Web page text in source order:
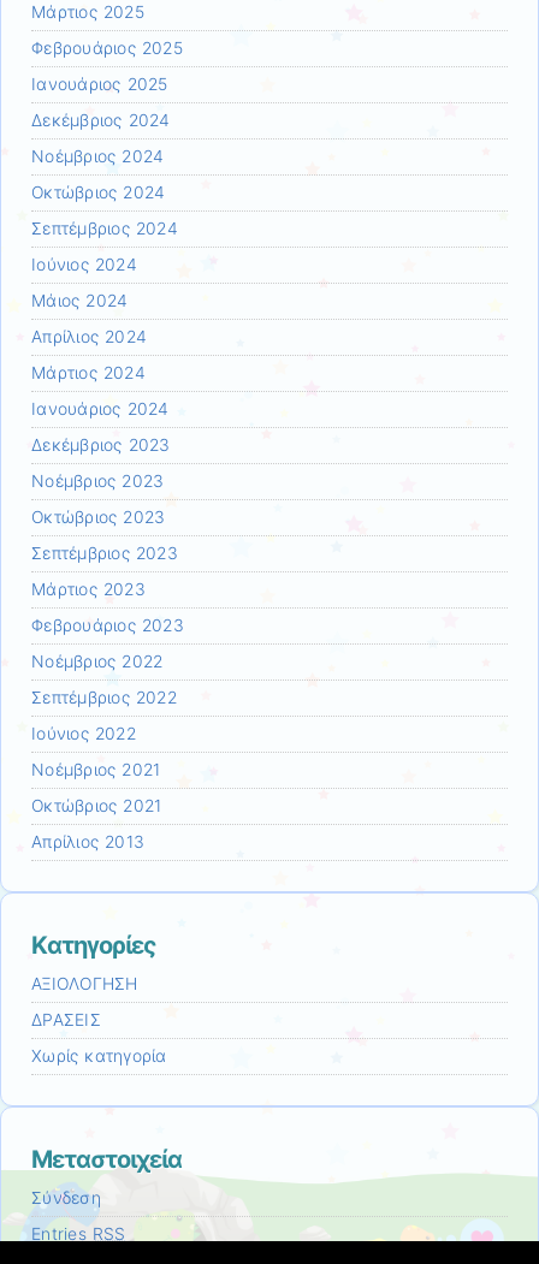
Μάρτιος 2025
Φεβρουάριος 2025
Ιανουάριος 2025
Δεκέμβριος 2024
Νοέμβριος 2024
Οκτώβριος 2024
Σεπτέμβριος 2024
Ιούνιος 2024
Μάιος 2024
Απρίλιος 2024
Μάρτιος 2024
Ιανουάριος 2024
Δεκέμβριος 2023
Νοέμβριος 2023
Οκτώβριος 2023
Σεπτέμβριος 2023
Μάρτιος 2023
Φεβρουάριος 2023
Νοέμβριος 2022
Σεπτέμβριος 2022
Ιούνιος 2022
Νοέμβριος 2021
Οκτώβριος 2021
Απρίλιος 2013
Kατηγορίες
ΑΞΙΟΛΟΓΗΣΗ
ΔΡΑΣΕΙΣ
Χωρίς κατηγορία
Μεταστοιχεία
Σύνδεση
Entries RSS